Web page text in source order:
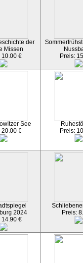
der
Missen
10.00 €
Preis:
See
20.00 €
Preis:
2024
14.90 €
Preis: